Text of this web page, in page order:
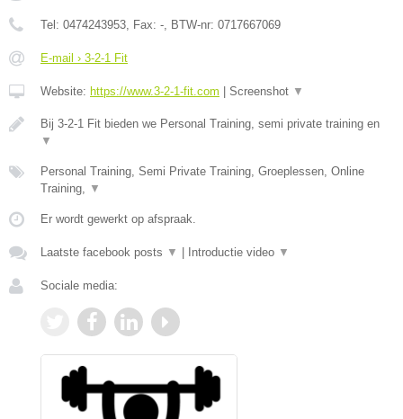
Tel: 0474243953, Fax: -, BTW-nr: 0717667069
E-mail › 3-2-1 Fit
Website: https://www.3-2-1-fit.com Screenshot ▼
Bij 3-2-1 Fit bieden we Personal Training, semi private training en
▼
Personal Training, Semi Private Training, Groeplessen, Online
Training, ▼
Er wordt gewerkt op afspraak.
Laatste facebook posts ▼ Introductie video ▼
Sociale media: